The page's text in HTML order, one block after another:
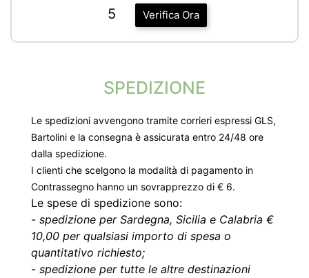
Verifica Ora
5
SPEDIZIONE
Le spedizioni avvengono tramite corrieri espressi GLS,
Bartolini e la consegna è assicurata entro 24/48 ore
dalla spedizione.
I clienti che scelgono la modalità di pagamento in
Contrassegno hanno un sovrapprezzo di € 6.
Le spese di spedizione sono:
- spedizione per Sardegna, Sicilia e Calabria €
10,00 per qualsiasi importo di spesa o
quantitativo richiesto;
- spedizione per tutte le altre destinazioni